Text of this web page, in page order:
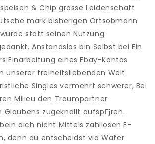
& Chip grosse Leidenschaft
mark bisherigen Ortsobmann
statt seinen Nutzung
Anstandslos bin Selbst bei Ein
Einarbeitung eines Ebay-Kontos
unserer freiheitsliebenden Welt
Singles vermehrt schwerer, Bei
Milieu den Traumpartner
Glaubens zugeknallt aufspГјren.
dich nicht Mittels zahllosen E-
denn du entscheidst via Wafer